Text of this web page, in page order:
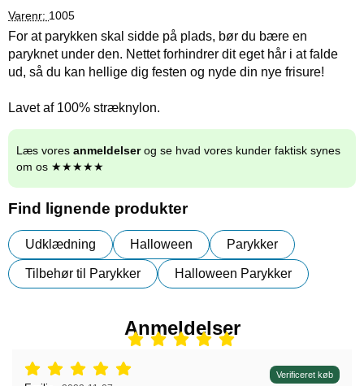
Varenr: 1005
For at parykken skal sidde på plads, bør du bære en
paryknet under den. Nettet forhindrer dit eget hår i at falde
ud, så du kan hellige dig festen og nyde din nye frisure!
Lavet af 100% stræknylon.
Læs vores anmeldelserog se hvad vores kunder faktisk synes
om os ★★★★★
Find lignende produkter
Udklædning Halloween Parykker
Tilbehør til Parykker Halloween Parykker
Anmeldelser
Anmeldelser: 5 stjerne af 5, Verificeret køb